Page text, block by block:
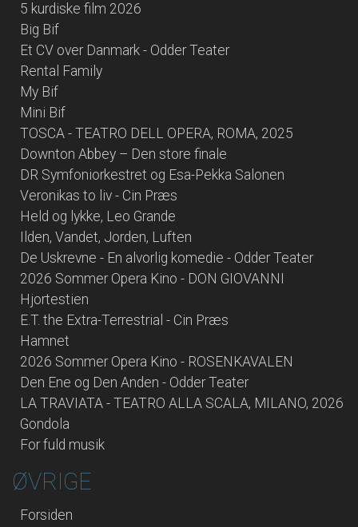
5 kurdiske film 2026
Big Bif
Et CV over Danmark - Odder Teater
Rental Family
My Bif
Mini Bif
TOSCA - TEATRO DELL OPERA, ROMA, 2025
Downton Abbey – Den store finale
DR Symfoniorkestret og Esa-Pekka Salonen
Veronikas to liv - Cin Præs
Held og lykke, Leo Grande
Ilden, Vandet, Jorden, Luften
De Uskrevne - En alvorlig komedie - Odder Teater
2026 Sommer Opera Kino - DON GIOVANNI
Hjortestien
E.T. the Extra-Terrestrial - Cin Præs
Hamnet
2026 Sommer Opera Kino - ROSENKAVALEN
Den Ene og Den Anden - Odder Teater
LA TRAVIATA - TEATRO ALLA SCALA, MILANO, 2026
Gondola
For fuld musik
ØVRIGE
Forsiden